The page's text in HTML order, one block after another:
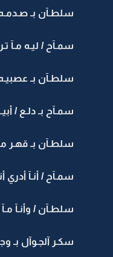
سلطـآن بـ
سمـآح / ليـه مـآ
سلطـآن بـ
سمـآح بـ دلـع /
سلطـآن بـ قهـر
سمـآح / أنـآ أدري
سلطـآن / وأنـآ
سكـر آلجـوآل بـ